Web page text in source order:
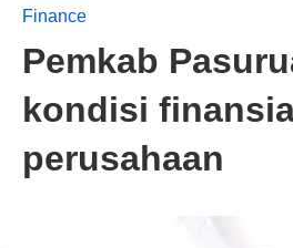
Finance
Pemkab
kondisi
perusahaan